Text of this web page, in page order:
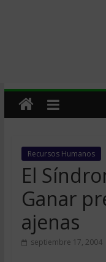
Recursos Humanos
El
Ganar
ajenas
septiembre 17, 2004